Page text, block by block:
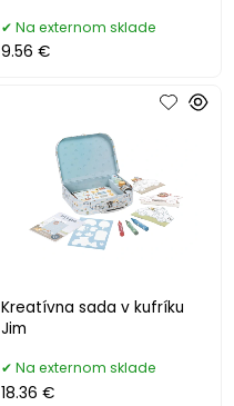
Na externom sklade
9.56 €
Kreatívna sada v kufríku
Jim
Na externom sklade
18.36 €